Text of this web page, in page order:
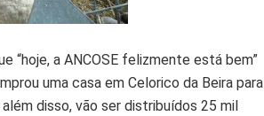
“hoje, a ANCOSE felizmente está bem”
uma casa em Celorico da Beira para
disso, vão ser distribuídos 25 mil